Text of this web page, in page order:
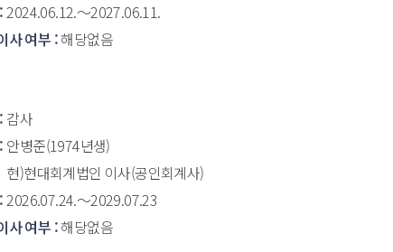
2024.06.12.～2027.06.11.
사 여부 : 해당없음
감사
안병준(1974년생)
현)현대회계법인 이사(공인회계사)
2026.07.24.～2029.07.23
사 여부 : 해당없음